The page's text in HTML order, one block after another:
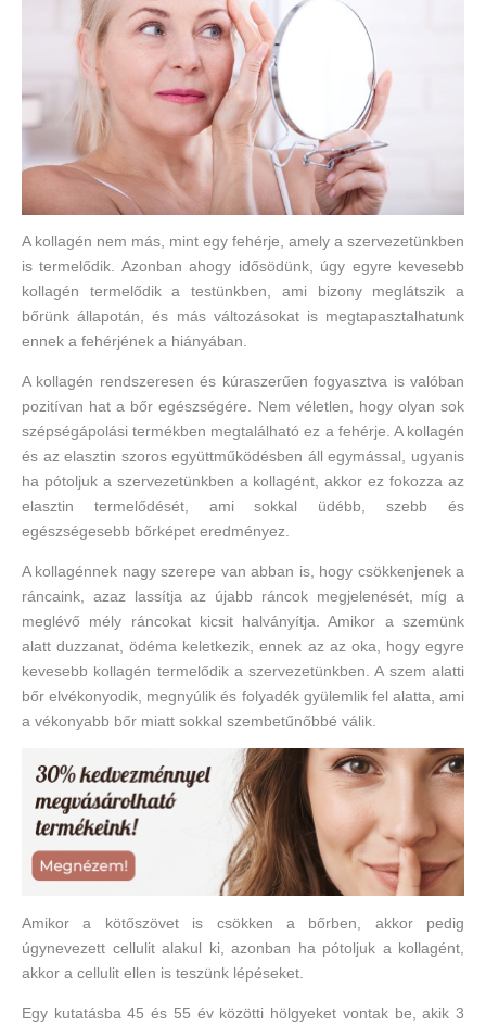
A kollagén nem más, mint egy fehérje, amely a szervezetünkben
is termelődik. Azonban ahogy idősödünk, úgy egyre kevesebb
kollagén termelődik a testünkben, ami bizony meglátszik a
bőrünk állapotán, és más változásokat is megtapasztalhatunk
ennek a fehérjének a hiányában.
A kollagén rendszeresen és kúraszerűen fogyasztva is valóban
pozitívan hat a bőr egészségére. Nem véletlen, hogy olyan sok
szépségápolási termékben megtalálható ez a fehérje. A kollagén
és az elasztin szoros együttműködésben áll egymással, ugyanis
ha pótoljuk a szervezetünkben a kollagént, akkor ez fokozza az
elasztin termelődését, ami sokkal üdébb, szebb és
egészségesebb bőrképet eredményez.
A kollagénnek nagy szerepe van abban is, hogy csökkenjenek a
ráncaink, azaz lassítja az újabb ráncok megjelenését, míg a
meglévő mély ráncokat kicsit halványítja. Amikor a szemünk
alatt duzzanat, ödéma keletkezik, ennek az az oka, hogy egyre
kevesebb kollagén termelődik a szervezetünkben. A szem alatti
bőr elvékonyodik, megnyúlik és folyadék gyülemlik fel alatta, ami
a vékonyabb bőr miatt sokkal szembetűnőbbé válik.
Amikor a kötőszövet is csökken a bőrben, akkor pedig
úgynevezett cellulit alakul ki, azonban ha pótoljuk a kollagént,
akkor a cellulit ellen is teszünk lépéseket.
Egy kutatásba 45 és 55 év közötti hölgyeket vontak be, akik 3